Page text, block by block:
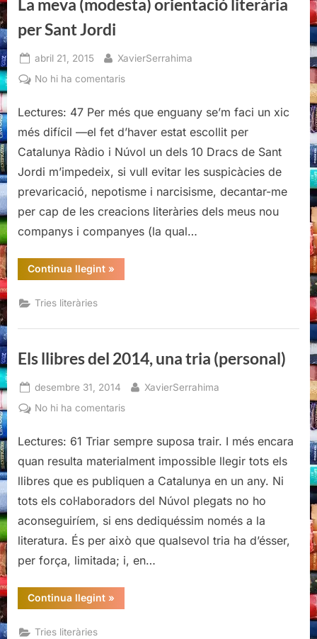
La meva (modesta) orientació literària
per Sant Jordi
Posted
on
abril 21, 2015 By
XavierSerrahima
No hi ha comentarisa
meva
(modesta)
literària
per
Sant
Jordi
Lectures: 47 Per més que enguany se’m faci un xic
més difícil —el fet d’haver estat escollit per
Catalunya Ràdio i Núvol un dels 10 Dracs de Sant
Jordi m’impedeix, si vull evitar les suspicàcies de
prevaricació, nepotisme i narcisisme, decantar-me
per cap de les creacions literàries dels meus nou
companys i companyes (la qual…
Continua llegint“La
meva
Sant
»
Tries literàries
Els llibres del 2014, una tria (personal)
Posted
on
desembre 31, 2014 By
XavierSerrahima
No hi ha comentarisa
llibres
del
una
tria
(personal)
Lectures: 61 Triar sempre suposa trair. I més encara
quan resulta materialment impossible llegir tots els
llibres que es publiquen a Catalunya en un any. Ni
tots els col·laboradors del Núvol plegats no ho
aconseguiríem, si ens dediquéssim només a la
literatura. És per això que qualsevol tria ha d’ésser,
per força, limitada; i, en…
Continua llegint“Els
llibres
»
Tries literàries